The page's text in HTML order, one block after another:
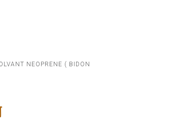
NEOPRENE ( BIDON